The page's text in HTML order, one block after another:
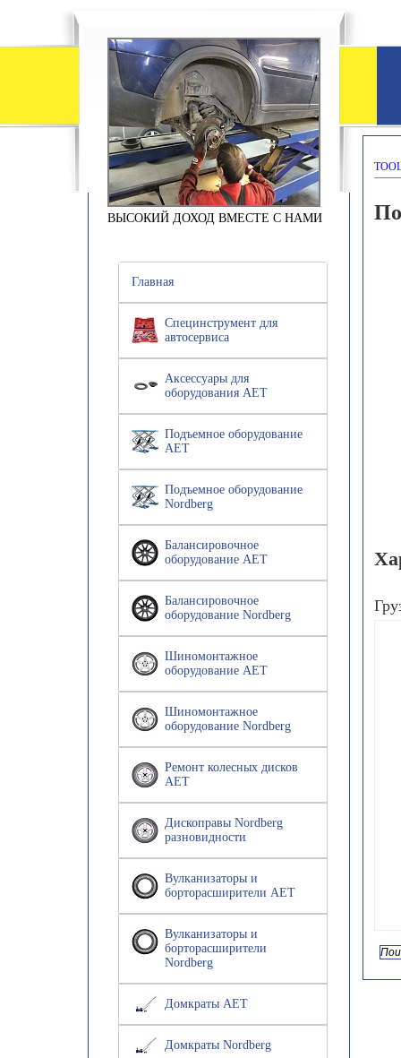
ВЫСОКИЙ ДОХОД ВМЕСТЕ С НАМИ
Главная
Специнструмент для
автосервиса
Аксессуары для
оборудования АЕТ
Подъемное оборудование
AET
Подъемное оборудование
Nordberg
Балансировочное
оборудование AET
Балансировочное
оборудование Nordberg
Шиномонтажное
оборудование AET
Шиномонтажное
оборудование Nordberg
Ремонт колесных дисков
AET
Дископравы Nordberg
разновидности
Вулканизаторы и
борторасширители AET
Вулканизаторы и
борторасширители
Nordberg
Домкраты AET
Домкраты Nordberg